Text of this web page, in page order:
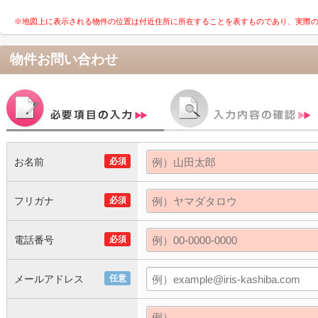
※地図上に表示される物件の位置は付近住所に所在することを表すものであり、実際
物件お問い合わせ
必須
お名前
必須
フリガナ
必須
電話番号
任意
メールアドレス